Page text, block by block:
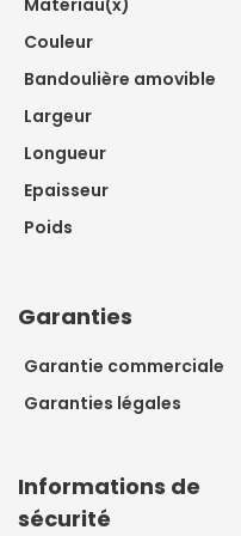
Matériau(x)
Couleur
Bandoulière amovible
Largeur
Longueur
Epaisseur
Poids
Garanties
Garantie commerciale
Garanties légales
Informations de
sécurité